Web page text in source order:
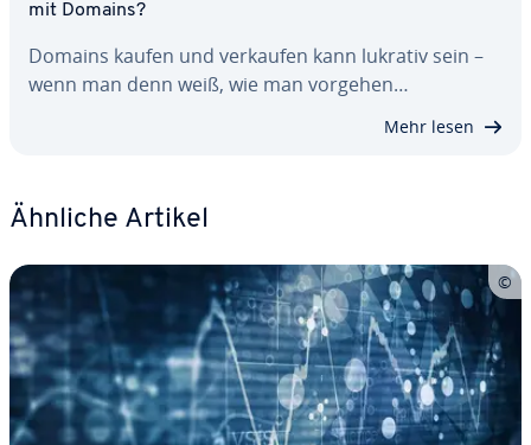
mit Domains?
Domains kaufen und verkaufen kann lukrativ sein –
wenn man denn weiß, wie man vorgehen…
Mehr lesen
Ähnliche Artikel